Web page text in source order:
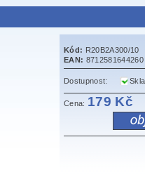
Kód: R20B2A300/10
EAN: 8712581644260
Dostupnost:
Cena: 179 Kč